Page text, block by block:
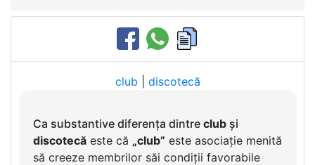
club discotecă
Ca substantive diferența dintre clubși
discotecăeste că „club” este asociație menită
să creeze membrilor săi condiții favorabile